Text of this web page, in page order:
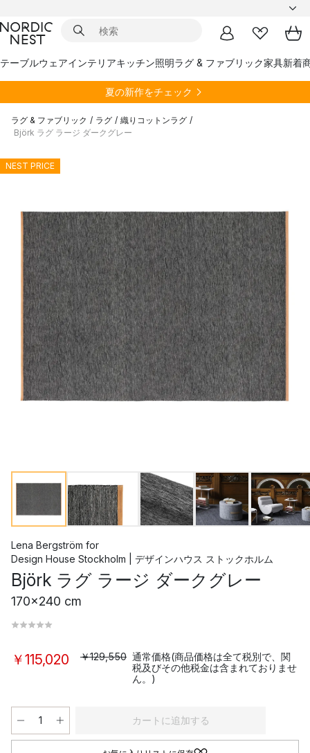
テーブルウェアインテリアキッチン照明ラグ & ファブリック家具新着
夏の新作をチェック
ラグ & ファブリック / ラグ / 織りコットンラグ /
Björk ラグ ラージ ダークグレー
NEST PRICE
Lena Bergström for
Design House Stockholm | デザインハウス ストックホルム
Björk ラグ ラージ ダークグレー
170x240 cm
￥115,020 ￥129,550 通常価格(商品価格は全て税別で、関
税及びその他税金は含まれておりませ
ん。)
カートに追加する